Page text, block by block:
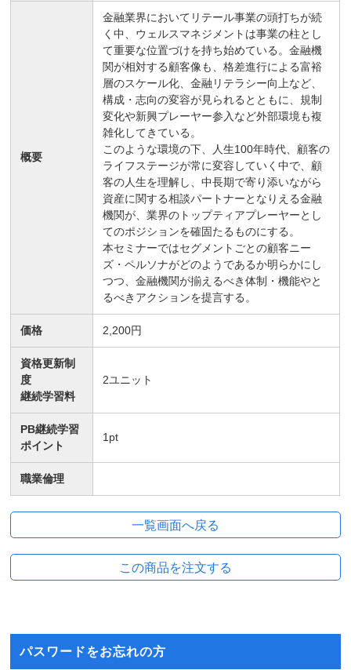
概要
金融業界においてリテール事業の頭打ちが続
く中、ウェルスマネジメントは事業の柱とし
て重要な位置づけを持ち始めている。金融機
関が相対する顧客像も、格差進行による富裕
層のスケール化、金融リテラシー向上など、
構成・志向の変容が見られるとともに、規制
変化や新興プレーヤー参入など外部環境も複
雑化してきている。
このような環境の下、人生100年時代、顧客の
ライフステージが常に変容していく中で、顧
客の人生を理解し、中長期で寄り添いながら
資産に関する相談パートナーとなりえる金融
機関が、業界のトップティアプレーヤーとし
てのポジションを確固たるものにする。
本セミナーではセグメントごとの顧客ニー
ズ・ペルソナがどのようであるか明らかにし
つつ、金融機関が揃えるべき体制・機能やと
るべきアクションを提言する。
価格 2,200円
資格更新制
度
継続学習料
2ユニット
PB継続学習
ポイント
1 pt
職業倫理
パスワードをお忘れの方